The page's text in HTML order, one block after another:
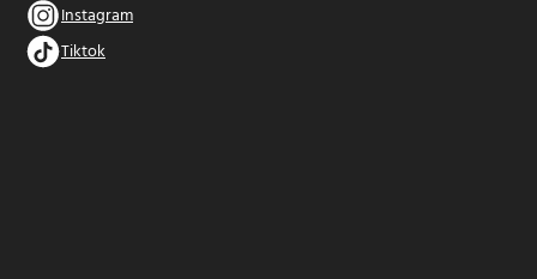
Instagram
Tiktok